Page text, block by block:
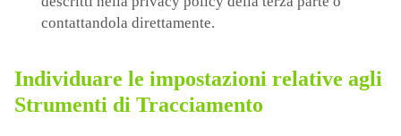
contattandola direttamente.
Individuare le impostazioni relative agli
Strumenti di Tracciamento